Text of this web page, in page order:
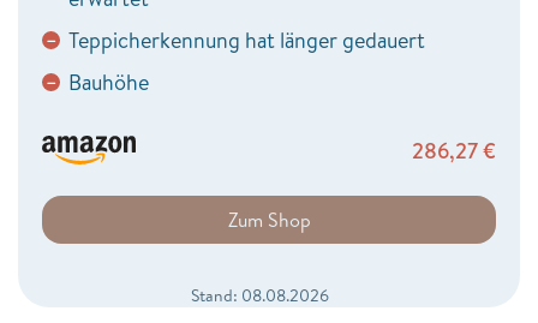
− Teppicherkennung hat länger gedauert
− Bauhöhe
286,27€
Zum Shop
Stand: 08.08.2026